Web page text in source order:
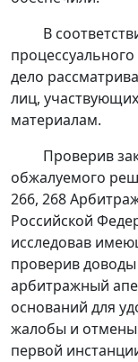
В
дело
лиц,
материалам.
Проверив
обжалуемого
266, 268
Российской
исследовав
проверив
арбитражный
оснований для
жалобы и
первой